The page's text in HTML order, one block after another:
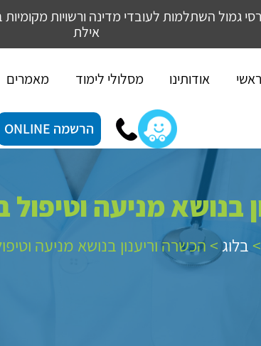
גמול השתלמות לעובדי מדינה ורשויות
אילת
ראשי אודותינו מסלולי לימוד מאמרים
הרשמה ONLINE
בנושא מניעה
> בלוג> הכשרה וריענון בנושא מניעה